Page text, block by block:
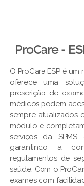
ProCare -
O ProCare ESP é
oferece uma
prescrição de
médicos podem
sempre atualizados
módulo é
serviços da SPMS
garantindo a
regulamentos de
saúde. Com o
exames com